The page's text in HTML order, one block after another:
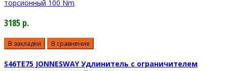
3185 р.
В закладки В сравнение
S46TE75 JONNESWAY Удлинитель с ограничителем